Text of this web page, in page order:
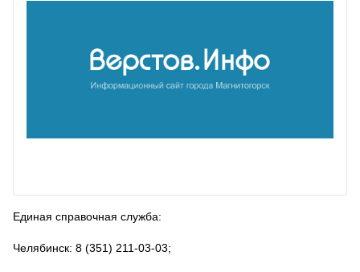
Единая справочная служба:
Челябинск: 8 (351) 211-03-03;